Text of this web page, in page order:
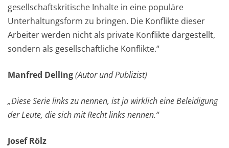
gesellschaftskritische Inhalte in eine populäre
Unterhaltungsform zu bringen. Die Konflikte dieser
Arbeiter werden nicht als private Konflikte dargestellt,
sondern als gesellschaftliche Konflikte.“
Manfred Delling(Autor und Publizist)
„Diese Serie links zu nennen, ist ja wirklich eine Beleidigung
der Leute, die sich mit Recht links nennen.“
Josef Rölz